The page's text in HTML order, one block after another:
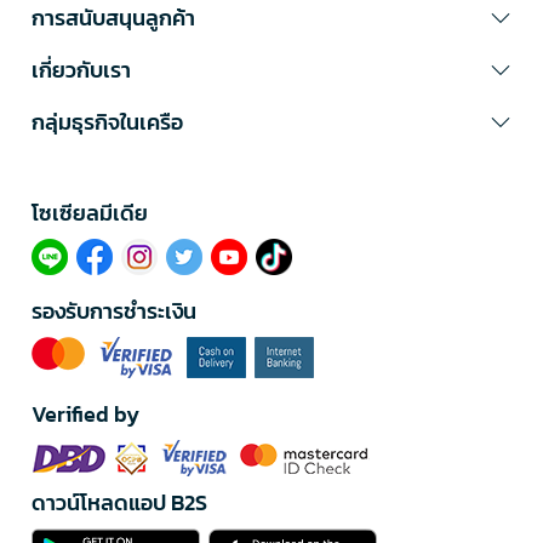
การสนับสนุนลูกค้า
เกี่ยวกับเรา
กลุ่มธุรกิจในเครือ
โซเซียลมีเดีย​
รองรับการชำระเงิน
Verified by
ดาวน์โหลดแอป B2S